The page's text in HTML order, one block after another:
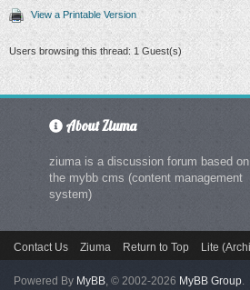
View a Printable Version
Users browsing this thread: 1 Guest(s)
About Ziuma
ziuma is a discussion forum based on
the mybb cms (content management
system)
Contact Us Ziuma Return to Top Lite
Powered By MyBB, © 2002-2026 MyBB Group.